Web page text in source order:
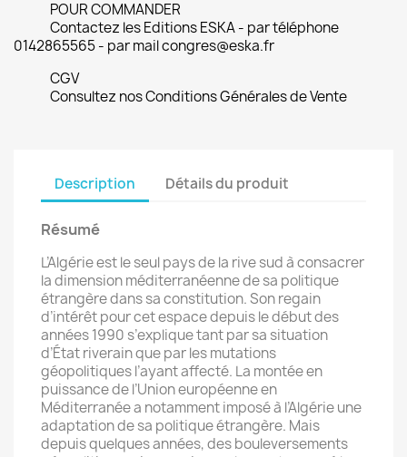
POUR COMMANDER
Contactez les Editions ESKA - par téléphone
0142865565 - par mail congres@eska.fr
CGV
Consultez nos Conditions Générales de Vente
Description Détails du produit
Résumé
L’Algérie est le seul pays de la rive sud à consacrer
la dimension méditerranéenne de sa politique
étrangère dans sa constitution. Son regain
d’intérêt pour cet espace depuis le début des
années 1990 s’explique tant par sa situation
d’État riverain que par les mutations
géopolitiques l’ayant affecté. La montée en
puissance de l’Union européenne en
Méditerranée a notamment imposé à l’Algérie une
adaptation de sa politique étrangère. Mais
depuis quelques années, des bouleversements